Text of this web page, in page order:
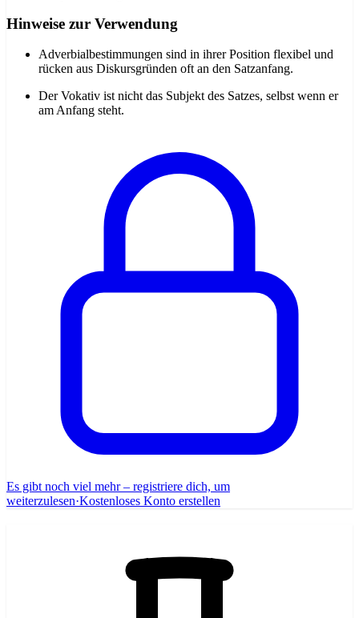
Hinweise zur Verwendung
Adverbialbestimmungen sind in ihrer Position flexibel und
rücken aus Diskursgründen oft an den Satzanfang.
Der Vokativ ist nicht das Subjekt des Satzes, selbst wenn er
am Anfang steht.
Es gibt noch viel mehr – registriere dich, um
weiterzulesen·Kostenloses Konto erstellen